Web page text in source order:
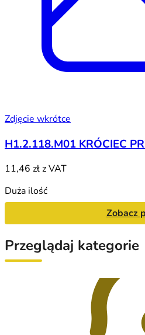
Zdjęcie wkrótce
H1.2.118.M01 KRÓCIEC
11,46 złz VAT
Duża ilość
Zobacz
Przeglądaj kategorie